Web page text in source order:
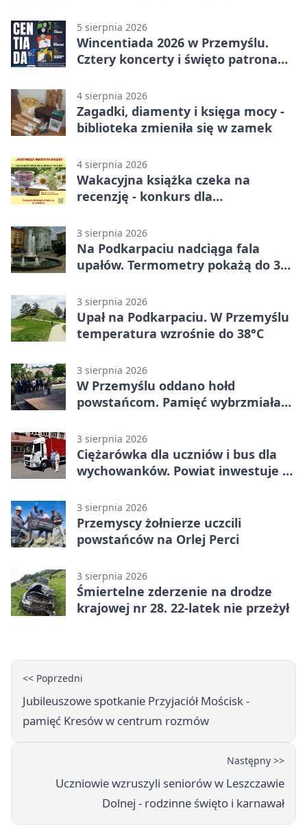
5 sierpnia 2026
Wincentiada 2026 w Przemyślu.
Cztery koncerty i święto patrona
4 sierpnia 2026
Zagadki, diamenty i księga mocy -
biblioteka zmieniła się w zamek
4 sierpnia 2026
Wakacyjna książka czeka na
recenzję - konkurs dla
3 sierpnia 2026
Na Podkarpaciu nadciąga fala
upałów. Termometry pokażą do 36
3 sierpnia 2026
Upał na Podkarpaciu. W Przemyślu
temperatura wzrośnie do 38°C
3 sierpnia 2026
W Przemyślu oddano hołd
powstańcom. Pamięć wybrzmiała
3 sierpnia 2026
Ciężarówka dla uczniów i bus dla
wychowanków. Powiat inwestuje w
3 sierpnia 2026
Przemyscy żołnierze uczcili
powstańców na Orlej Perci
3 sierpnia 2026
Śmiertelne zderzenie na drodze
krajowej nr 28. 22-latek nie przeżył
<< Poprzedni
Jubileuszowe spotkanie Przyjaciół Mościsk -
pamięć Kresów w centrum rozmów
Następny >>
Uczniowie wzruszyli seniorów w Leszczawie
Dolnej - rodzinne święto i karnawał